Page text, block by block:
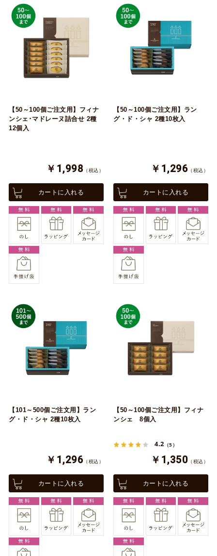
【50～100個ご注文用】フィナ
ンシェ･マドレーヌ詰合せ 2種
12個入
￥1,998 （税込）
カートに入れる
【50～100個ご注文用】ラン
グ・ド・シャ 2種10枚入
￥1,296 （税込）
カートに入れる
【101～500個ご注文用】ラン
グ・ド・シャ 2種10枚入
￥1,296 （税込）
カートに入れる
【50～100個ご注文用】フィナ
ンシェ 8個入
4.2 （5）
￥1,350 （税込）
カートに入れる